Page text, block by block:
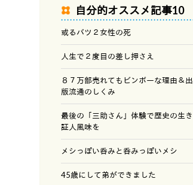
自分的オススメ記事10
或るバツ２女性の死
人生で２度目の差し押さえ
８７万部売れてもビンボーな理由＆出
版流通のしくみ
最後の「三助さん」体験で歴史の生き
証人風味を
メシっぽい呑みと呑みっぽいメシ
45歳にして弟ができました